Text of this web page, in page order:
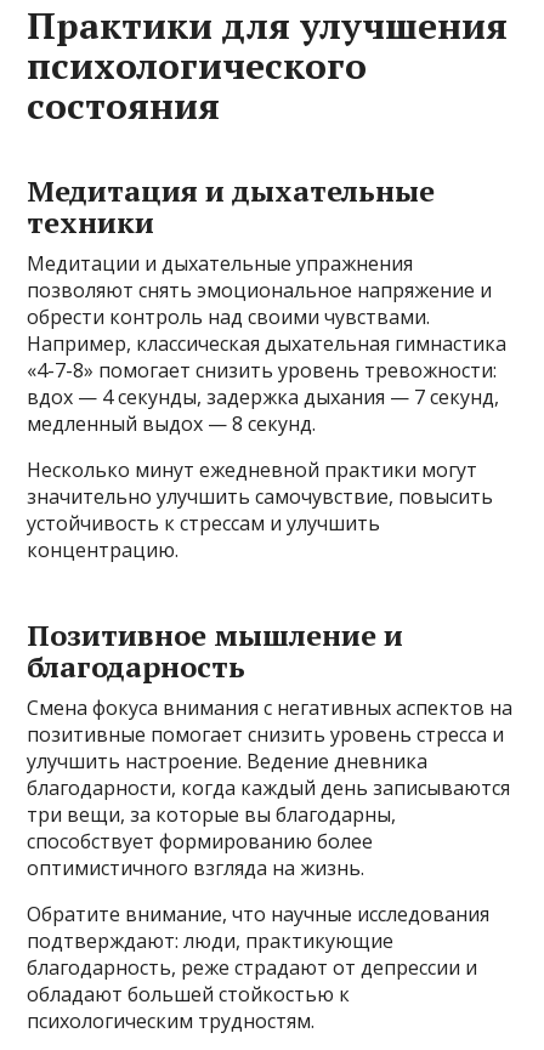
Практики для улучшения
психологического
состояния
Медитация и дыхательные
техники
Медитации и дыхательные упражнения
позволяют снять эмоциональное напряжение и
обрести контроль над своими чувствами.
Например, классическая дыхательная гимнастика
«4-7-8» помогает снизить уровень тревожности:
вдох — 4 секунды, задержка дыхания — 7 секунд,
медленный выдох — 8 секунд.
Несколько минут ежедневной практики могут
значительно улучшить самочувствие, повысить
устойчивость к стрессам и улучшить
концентрацию.
Позитивное мышление и
благодарность
Смена фокуса внимания с негативных аспектов на
позитивные помогает снизить уровень стресса и
улучшить настроение. Ведение дневника
благодарности, когда каждый день записываются
три вещи, за которые вы благодарны,
способствует формированию более
оптимистичного взгляда на жизнь.
Обратите внимание, что научные исследования
подтверждают: люди, практикующие
благодарность, реже страдают от депрессии и
обладают большей стойкостью к
психологическим трудностям.